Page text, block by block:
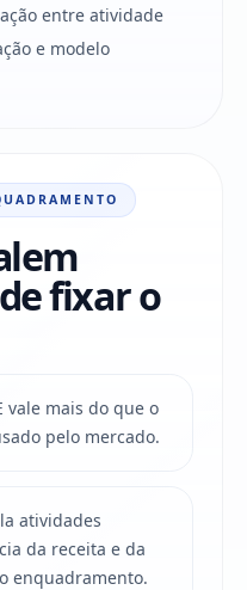
entre atividade
e modelo
fixar o
vale mais do que o
pelo mercado.
atividades
da receita e da
enquadramento.